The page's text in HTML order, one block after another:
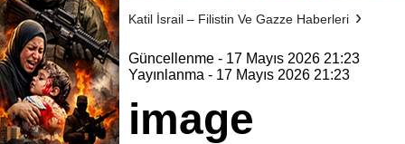
Katil İsrail – Filistin Ve Gazze Haberleri
Güncellenme - 17 Mayıs 2026 21:23
Yayınlanma - 17 Mayıs 2026 21:23
image